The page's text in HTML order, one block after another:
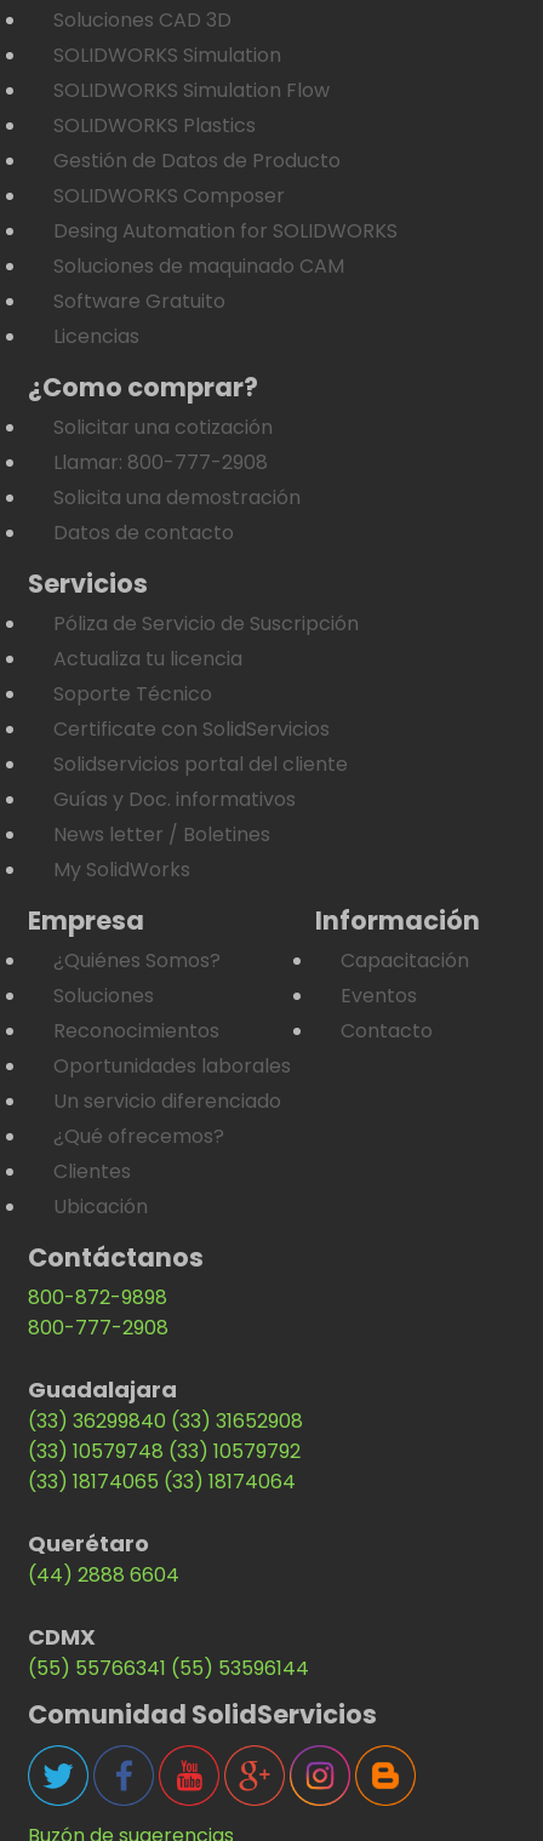
Soluciones CAD 3D
SOLIDWORKS Simulation
SOLIDWORKS Simulation Flow
SOLIDWORKS Plastics
Gestión de Datos de Producto
SOLIDWORKS Composer
Desing Automation for SOLIDWORKS
Soluciones de maquinado CAM
Software Gratuito
Licencias
¿Como comprar?
Solicitar una cotización
Llamar: 800-777-2908
Solicita una demostración
Datos de contacto
Servicios
Póliza de Servicio de Suscripción
Actualiza tu licencia
Soporte Técnico
Certificate con SolidServicios
Solidservicios portal del cliente
Guías y Doc. informativos
News letter / Boletines
My SolidWorks
Empresa
¿Quiénes Somos?
Soluciones
Reconocimientos
Oportunidades laborales
Un servicio diferenciado
¿Qué ofrecemos?
Clientes
Ubicación
Información
Capacitación
Eventos
Contacto
Contáctanos
800-872-9898
800-777-2908
Guadalajara
(33) 36299840 (33) 31652908
(33) 10579748 (33) 10579792
(33) 18174065 (33) 18174064
Querétaro
(44) 2888 6604
CDMX
(55) 55766341 (55) 53596144
Comunidad SolidServicios
Buzón de sugerencias